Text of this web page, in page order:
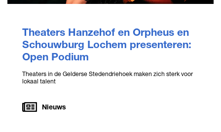
Theaters Hanzehof en Orpheus en
Schouwburg Lochem presenteren:
Open Podium
Theaters in de Gelderse Stedendriehoek maken zich sterk voor
lokaal talent
Nieuws